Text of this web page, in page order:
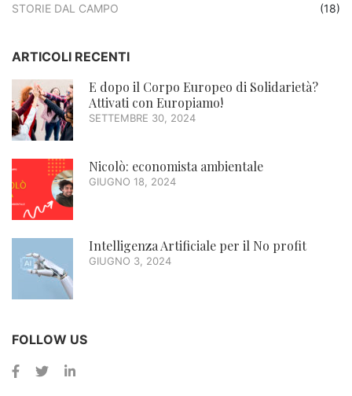
STORIE DAL CAMPO (18)
ARTICOLI RECENTI
E dopo il Corpo Europeo di Solidarietà?
Attivati con Europiamo!
SETTEMBRE 30, 2024
Nicolò: economista ambientale
GIUGNO 18, 2024
Intelligenza Artificiale per il No profit
GIUGNO 3, 2024
FOLLOW US